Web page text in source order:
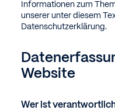
Informationen zum
unserer unter diesem
Datenschutzerklärung.
Website
Wer ist